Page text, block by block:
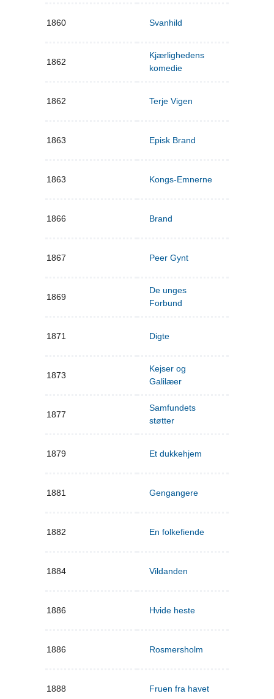
1860 Svanhild
1862
Kjærlighedens
komedie
1862 Terje Vigen
1863 Episk Brand
1863 Kongs-Emnerne
1866 Brand
1867 Peer Gynt
1869
De unges
Forbund
1871 Digte
1873
Kejser og
Galilæer
1877
Samfundets
støtter
1879 Et dukkehjem
1881 Gengangere
1882 En folkefiende
1884 Vildanden
1886 Hvide heste
1886 Rosmersholm
1888 Fruen fra havet